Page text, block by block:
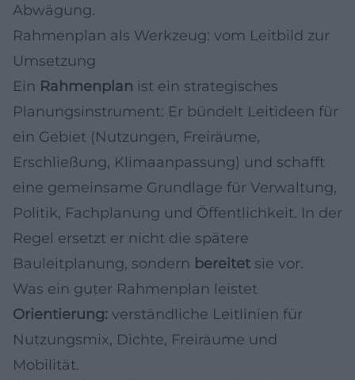
Abwägung.
Rahmenplan als Werkzeug: vom Leitbild zur
Umsetzung
Ein Rahmenplan ist ein strategisches
Planungsinstrument: Er bündelt Leitideen für
ein Gebiet (Nutzungen, Freiräume,
Erschließung, Klimaanpassung) und schafft
eine gemeinsame Grundlage für Verwaltung,
Politik, Fachplanung und Öffentlichkeit. In der
Regel ersetzt er nicht die spätere
Bauleitplanung, sondern bereitet sie vor.
Was ein guter Rahmenplan leistet
Orientierung: verständliche Leitlinien für
Nutzungsmix, Dichte, Freiräume und
Mobilität.